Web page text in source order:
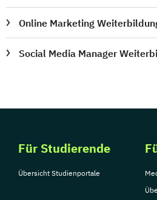
Online Marketing
Social Media Manager
Für Studierende
Übersicht Studienportale